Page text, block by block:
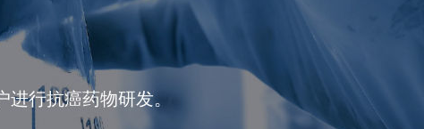
商业道德
多肽化学
计算化学
合成化学
分析化学
缓释
行抗癌药物研发。